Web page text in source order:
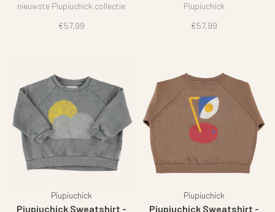
nieuwste Piupiuchick collectie
€57,99
Piupiuchick
€57,99
Piupiuchick
Piupiuchick Sweatshirt -
Piupiuchick
Piupiuchick Sweatshirt -